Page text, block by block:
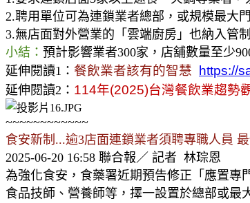
2.聘用單位可為連鎖業者總部，或規模最大
3.無店面對外營業的「雲端廚房」也納入管
小結： 預計影響業者300家，店舖數量至少
延伸閱讀1： 餐飲業者該有的智慧 https://
延伸閱讀2： 114年(2025)台灣餐飲業趨勢
~~~~~~~~~~~~
食安新制...逾3店面連鎖業者須聘專職人員
2025-06-20 16:58 聯合報／ 記者 林琮恩
為強化食安，食藥署近期預告修正「應置專
食品技師、營養師等，擇一設置於總部或最